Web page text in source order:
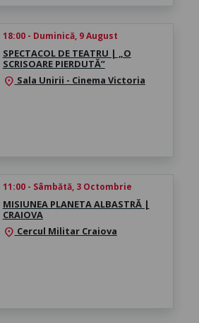
18:00 - Duminică, 9 August
SPECTACOL DE TEATRU | „O
SCRISOARE PIERDUTĂ”
location_on Sala Unirii - Cinema Victoria
11:00 - Sâmbătă, 3 Octombrie
MISIUNEA PLANETA ALBASTRĂ |
CRAIOVA
location_on Cercul Militar Craiova